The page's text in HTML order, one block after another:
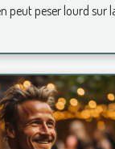
peut peser lourd sur